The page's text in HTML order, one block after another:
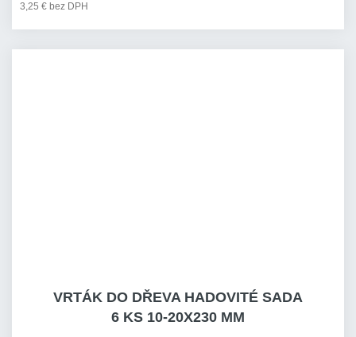
3,25 € bez DPH
VRTÁK DO DŘEVA HADOVITÉ SADA
6 KS 10-20X230 MM